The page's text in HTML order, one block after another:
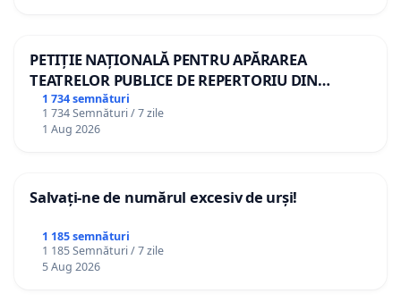
PETIȚIE NAȚIONALĂ PENTRU APĂRAREA
TEATRELOR PUBLICE DE REPERTORIU DIN
ROMÂNIA
1 734 semnături
1 734 Semnături / 7 zile
1 Aug 2026
Salvați-ne de numărul excesiv de urși!
1 185 semnături
1 185 Semnături / 7 zile
5 Aug 2026